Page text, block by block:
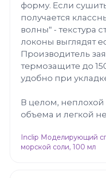
форму. Если
получается
волны" - текстура
локоны выглядят
Производитель
термозащите до
удобно при
В целом, неплохой
объема и легкой
Inclip Моделирующий
морской соли, 100 мл